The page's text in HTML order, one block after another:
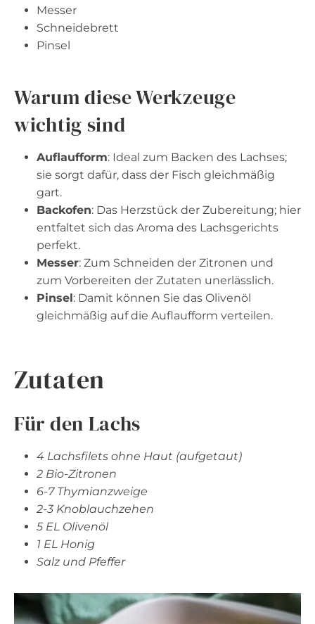
Messer
Schneidebrett
Pinsel
Warum diese Werkzeuge
wichtig sind
Auflaufform: Ideal zum Backen des Lachses;
sie sorgt dafür, dass der Fisch gleichmäßig
gart.
Backofen: Das Herzstück der Zubereitung; hier
entfaltet sich das Aroma des Lachsgerichts
perfekt.
Messer: Zum Schneiden der Zitronen und
zum Vorbereiten der Zutaten unerlässlich.
Pinsel: Damit können Sie das Olivenöl
gleichmäßig auf die Auflaufform verteilen.
Zutaten
Für den Lachs
4 Lachsfilets ohne Haut (aufgetaut)
2 Bio-Zitronen
6-7 Thymianzweige
2-3 Knoblauchzehen
5 EL Olivenöl
1 EL Honig
Salz und Pfeffer